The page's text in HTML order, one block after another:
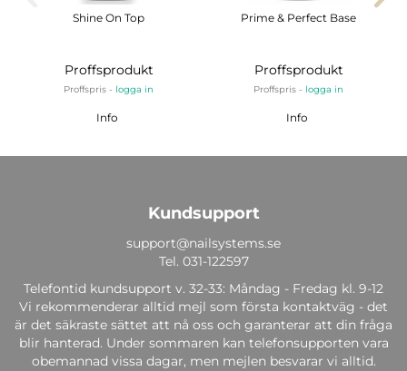
Shine On Top
Proffsprodukt
Proffspris - logga in
Info
Prime & Perfect Base
Proffsprodukt
Proffspris - logga in
Info
Kundsupport
support@nailsystems.se
Tel. 031-122597
Telefontid kundsupport v. 32-33: Måndag - Fredag kl. 9-12
Vi rekommenderar alltid mejl som första kontaktväg - det
är det säkraste sättet att nå oss och garanterar att din fråga
blir hanterad. Under sommaren kan telefonsupporten vara
obemannad vissa dagar, men mejlen besvarar vi alltid.